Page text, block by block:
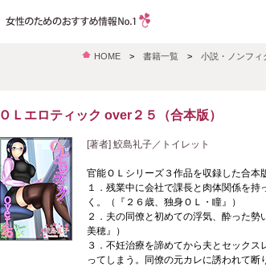
HOME > 書籍一覧 > 小説・ノンフィ
ＯＬエロティック over２５（合本版）
[著者] 鮫島礼子／トイレット
官能ＯＬシリーズ３作品を収録した合本
１．残業中に会社で課長と肉体関係を
く。（『２６歳、独身ＯＬ・瞳』）
２．夫の同僚と初めての浮気、酔った勢
美穂』）
３．不妊治療を諦めてから夫とセック
ってしまう。同僚の元カレに誘われて断